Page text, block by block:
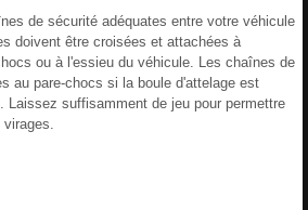
de sécurité adéquates entre votre véhicule
doivent être croisées et attachées à
ou à l'essieu du véhicule. Les chaînes de
au pare-chocs si la boule d'attelage est
Laissez suffisamment de jeu pour permettre